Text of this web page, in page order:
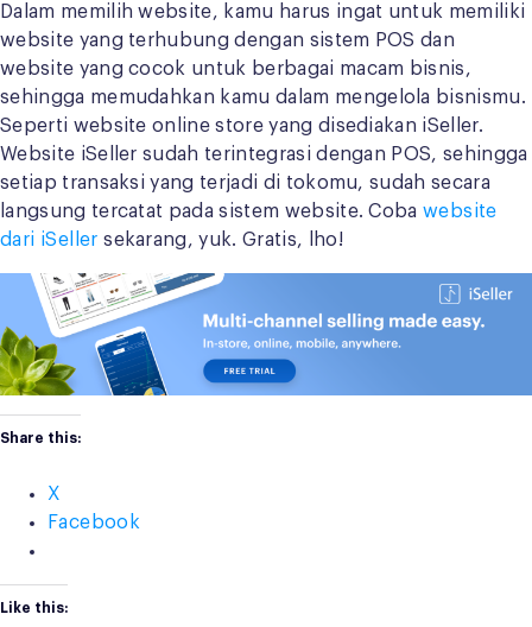
Dalam memilih website, kamu harus ingat untuk memiliki
website yang terhubung dengan sistem POS dan
website yang cocok untuk berbagai macam bisnis,
sehingga memudahkan kamu dalam mengelola bisnismu.
Seperti website online store yang disediakan iSeller.
Website iSeller sudah terintegrasi dengan POS, sehingga
setiap transaksi yang terjadi di tokomu, sudah secara
langsung tercatat pada sistem website. Cobawebsite
dari iSellersekarang, yuk. Gratis, lho!
Share this:
X
Facebook
Like this: